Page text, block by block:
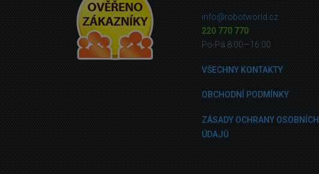
info@robotworld.cz
220 770 770
Po-Pá 8:00—16:00
VŠECHNY KONTAKTY
OBCHODNÍ PODMÍNKY
ZÁSADY OCHRANY OSOBNÍCH
ÚDAJŮ